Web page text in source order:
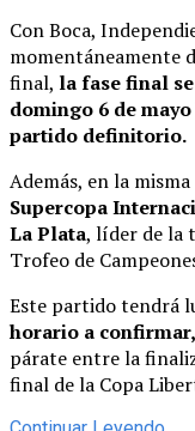
Con Boca,
momentáneamente
final, la fase final
domingo 6 de
partido definitorio.
Además, en la
Supercopa
La Plata, líder de la
Trofeo de
Este partido tendrá
horario a
párate entre la
final de la Copa